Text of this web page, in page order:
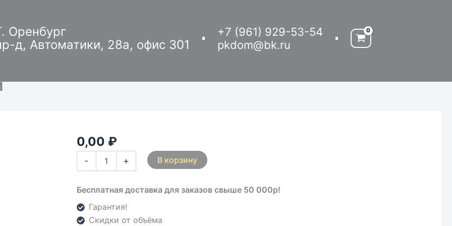
Оренбург
д, Автоматики, 28а, офис 301
+7 (961) 929-53-54
pkdom@bk.ru
0,00 ₽
-
Количество
товара
Вариант
№3
+ В корзину
Бесплатная доставка для заказов свыше 50 000р!
Гарантия!
Скидки от объёма